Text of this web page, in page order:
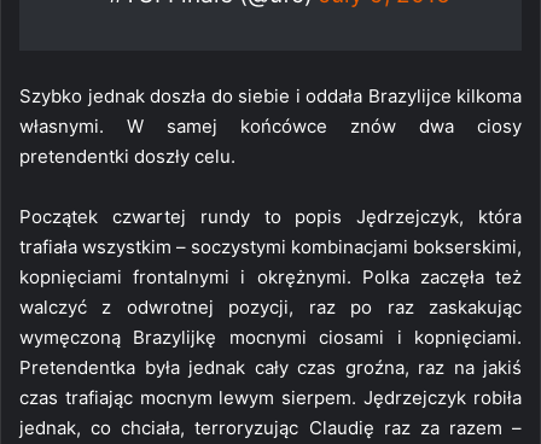
Szybko jednak doszła do siebie i oddała Brazylijce kilkoma
własnymi. W samej końcówce znów dwa ciosy
pretendentki doszły celu.
Początek czwartej rundy to popis Jędrzejczyk, która
trafiała wszystkim – soczystymi kombinacjami bokserskimi,
kopnięciami frontalnymi i okrężnymi. Polka zaczęła też
walczyć z odwrotnej pozycji, raz po raz zaskakując
wymęczoną Brazylijkę mocnymi ciosami i kopnięciami.
Pretendentka była jednak cały czas groźna, raz na jakiś
czas trafiając mocnym lewym sierpem. Jędrzejczyk robiła
jednak, co chciała, terroryzując Claudię raz za razem –